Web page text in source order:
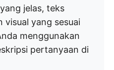
jelas, teks
visual yang sesuai
menggunakan
pertanyaan di